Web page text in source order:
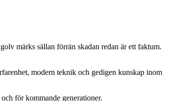
märks sällan förrän skadan redan är ett faktum.
modern teknik och gedigen kunskap inom
för kommande generationer.